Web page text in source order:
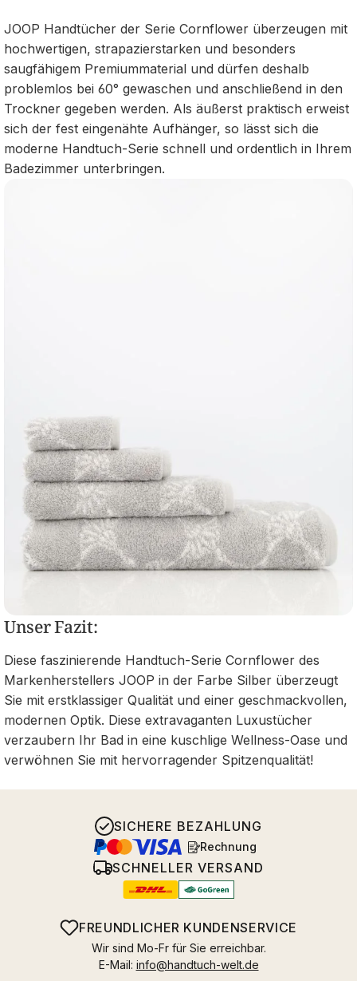
JOOP Handtücher der Serie Cornflower überzeugen mit
hochwertigen, strapazierstarken und besonders
saugfähigem Premiummaterial und dürfen deshalb
problemlos bei 60° gewaschen und anschließend in den
Trockner gegeben werden. Als äußerst praktisch erweist
sich der fest eingenähte Aufhänger, so lässt sich die
moderne Handtuch-Serie schnell und ordentlich in Ihrem
Badezimmer unterbringen.
Unser Fazit:
Diese faszinierende Handtuch-Serie Cornflower des
Markenherstellers JOOP in der Farbe Silber überzeugt
Sie mit erstklassiger Qualität und einer geschmackvollen,
modernen Optik. Diese extravaganten Luxustücher
verzaubern Ihr Bad in eine kuschlige Wellness-Oase und
verwöhnen Sie mit hervorragender Spitzenqualität!
SICHERE BEZAHLUNG
Rechnung
SCHNELLER VERSAND
FREUNDLICHER KUNDENSERVICE
Wir sind Mo-Fr für Sie erreichbar.
E-Mail: info@handtuch-welt.de